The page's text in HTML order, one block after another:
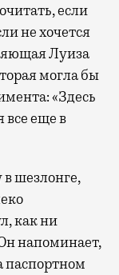
если
не хочется
Луиза
могла бы
«Здесь
все еще в
шезлонге,
как ни
напоминает,
паспортном